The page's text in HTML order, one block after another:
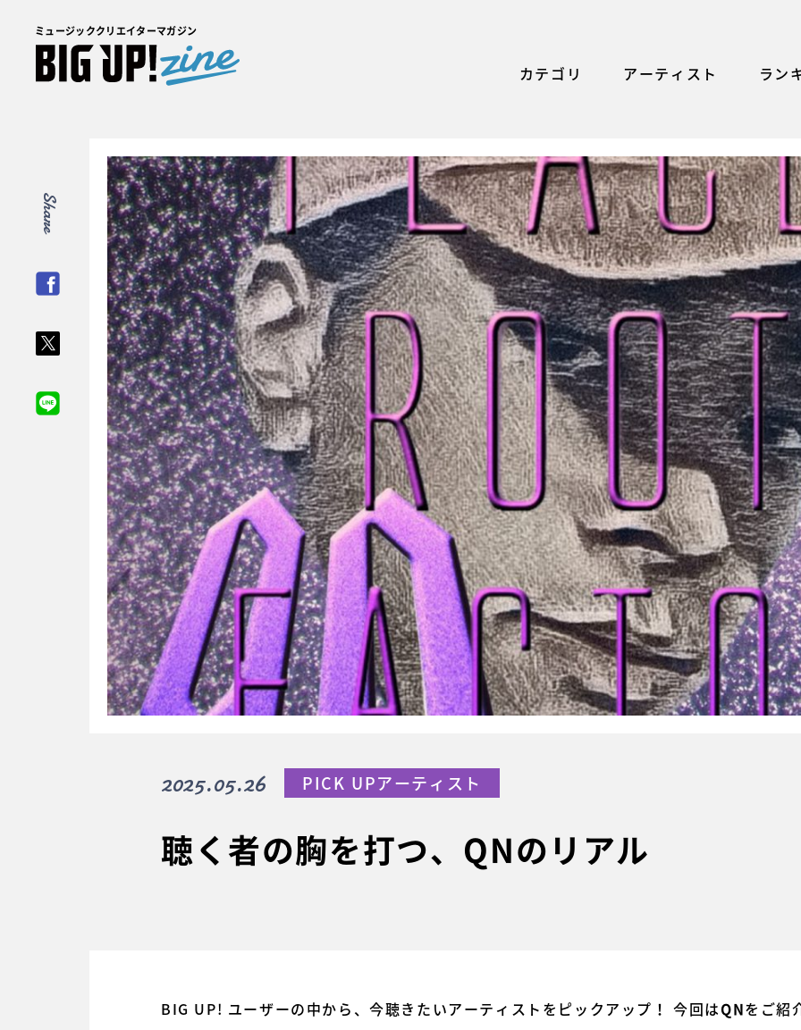
ミュージッククリエイターマガジン
カテゴリ アーティスト ラン
Share
聴く者の胸を打つ、QNのリアル
2025.05.26 PICK UPアーティスト
BIG UP! ユーザーの中から、今聴きたいアーティストをピックアップ！ 今回は QNをご紹